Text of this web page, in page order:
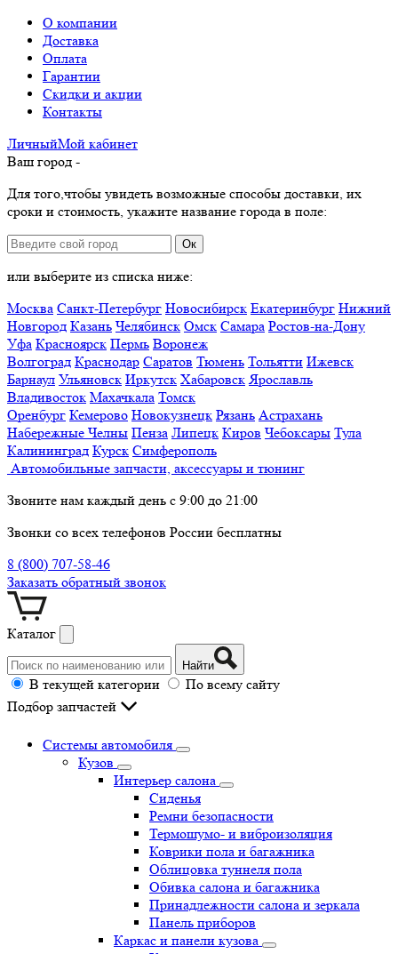
О компании
Доставка
Оплата
Гарантии
Скидки и акции
Контакты
ЛичныйМой кабинет
Ваш город -
Для того,чтобы увидеть возможные способы доставки, их
сроки и стоимость, укажите название города в поле:
Ок
или выберите из списка ниже:
Москва Санкт-Петербург Новосибирск Екатеринбург Нижний
Новгород Казань Челябинск Омск Самара Ростов-на-Дону
Уфа Красноярск Пермь Воронеж
Волгоград Краснодар Саратов Тюмень Тольятти Ижевск
Барнаул Ульяновск Иркутск Хабаровск Ярославль
Владивосток Махачкала Томск
Оренбург Кемерово Новокузнецк Рязань Астрахань
Набережные Челны Пенза Липецк Киров Чебоксары Тула
Калининград Курск Симферополь
Автомобильные запчасти, аксессуары и тюнинг
Звоните нам каждый день с 9:00 до 21:00
Звонки со всех телефонов России бесплатны
8 (800) 707-58-46
Заказать обратный звонок
Каталог
Найти
В текущей категории
По всему сайту
Подбор запчастей
Системы автомобиля
Кузов
Интерьер салона
Сиденья
Ремни безопасности
Термошумо- и виброизоляция
Коврики пола и багажника
Облицовка туннеля пола
Обивка салона и багажника
Принадлежности салона и зеркала
Панель приборов
Каркас и панели кузова